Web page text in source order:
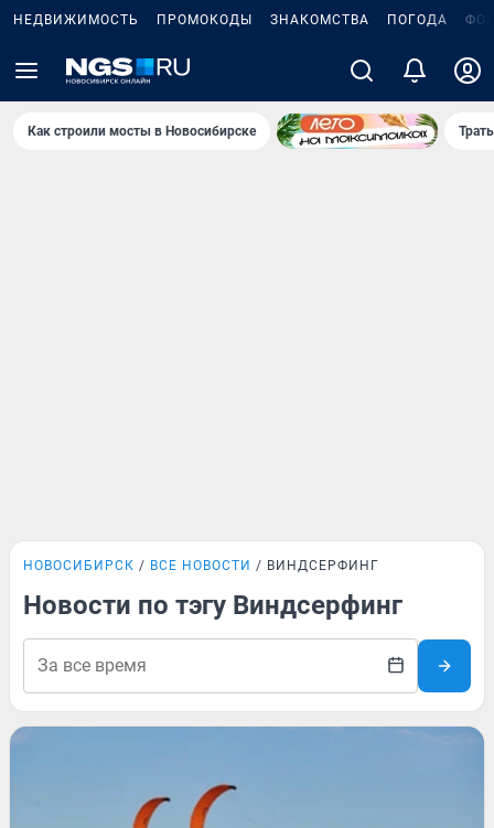
НЕДВИЖИМОСТЬ ПРОМОКОДЫ ЗНАКОМСТВА ПОГОДА
Как строили мосты в Новосибирске
НОВОСИБИРСК ВСЕ НОВОСТИ ВИНДСЕРФИНГ
Новости по тэгу Виндсерфинг